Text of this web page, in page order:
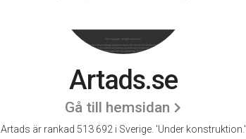
Artads.se
Gå till hemsidan
Artads är rankad 513 692 i Sverige. 'Under konstruktion.'